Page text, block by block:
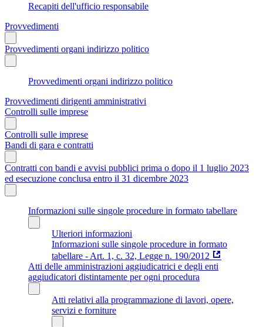
Recapiti dell'ufficio responsabile
Provvedimenti
Provvedimenti organi indirizzo politico
Provvedimenti organi indirizzo politico
Provvedimenti dirigenti amministrativi
Controlli sulle imprese
Controlli sulle imprese
Bandi di gara e contratti
Contratti con bandi e avvisi pubblici prima o dopo il 1 luglio 2023
ed esecuzione conclusa entro il 31 dicembre 2023
Informazioni sulle singole procedure in formato tabellare
Ulteriori informazioni
Informazioni sulle singole procedure in formato
tabellare - Art. 1, c. 32, Legge n. 190/2012
Atti delle amministrazioni aggiudicatrici e degli enti
aggiudicatori distintamente per ogni procedura
Atti relativi alla programmazione di lavori, opere,
servizi e forniture